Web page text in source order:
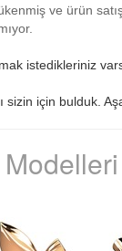
ve ürün
istedikleriniz
için bulduk.
Modelleri